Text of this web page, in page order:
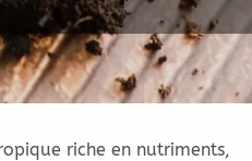
riche en nutriments,